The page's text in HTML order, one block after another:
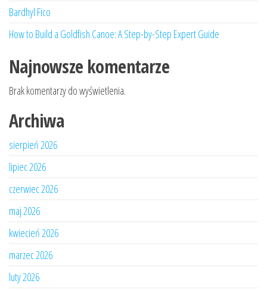
Bardhyl Fico
How to Build a Goldfish Canoe: A Step-by-Step Expert Guide
Najnowsze komentarze
Brak komentarzy do wyświetlenia.
Archiwa
sierpień 2026
lipiec 2026
czerwiec 2026
maj 2026
kwiecień 2026
marzec 2026
luty 2026